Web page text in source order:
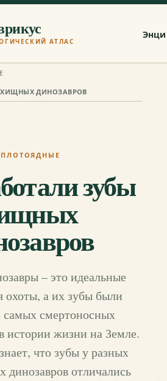
АТЛАС
ХИЩНЫХ ДИНОЗАВРОВ
ПЛОТОЯДНЫЕ
зубы
– это идеальные
а их зубы были
смертоносных
истории жизни на Земле.
что зубы у разных
отличались